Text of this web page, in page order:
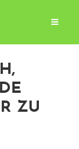
ZU